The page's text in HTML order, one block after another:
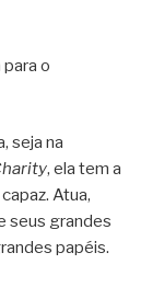
o
seja na
, ela tem a
Atua,
seus grandes
papéis.